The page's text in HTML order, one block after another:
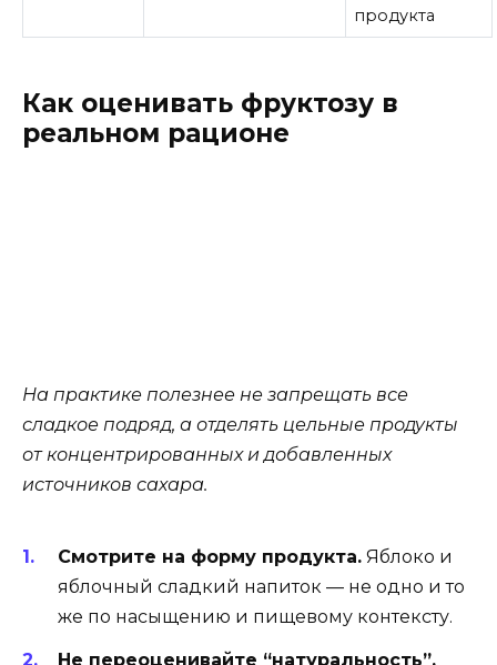
продукта
Как оценивать фруктозу в
реальном рационе
На практике полезнее не запрещать все
сладкое подряд, а отделять цельные продукты
от концентрированных и добавленных
источников сахара.
Смотрите на форму продукта. Яблоко и
яблочный сладкий напиток — не одно и то
же по насыщению и пищевому контексту.
Не переоценивайте “натуральность”.